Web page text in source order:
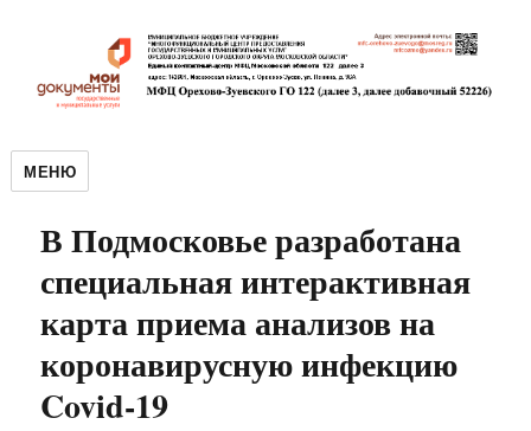
МЕНЮ
В Подмосковье разработана
специальная интерактивная
карта приема анализов на
коронавирусную инфекцию
Covid-19